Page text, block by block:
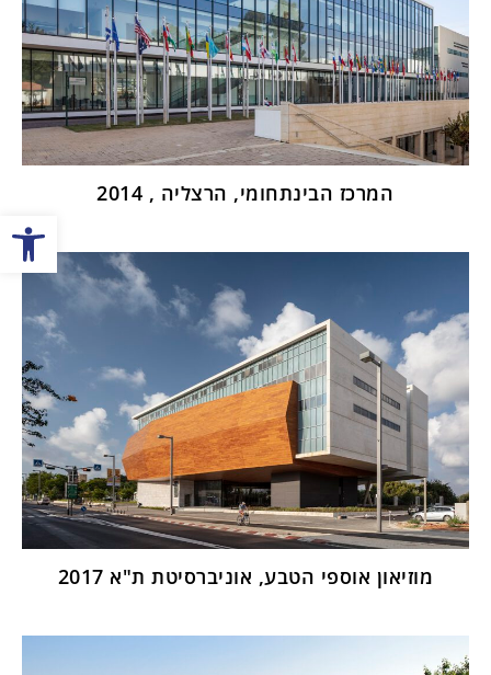
המרכז הבינתחומי, הרצליה , 2014
מוזיאון אוספי הטבע, אוניברסיטת ת"א 2017